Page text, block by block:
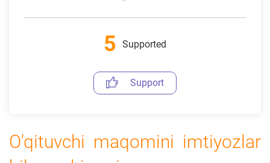
O'qituvchi maqomini imtiyozlar
5 Supported
Support